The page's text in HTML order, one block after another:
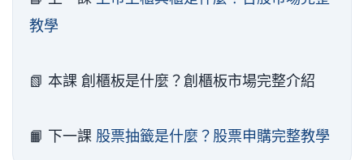
教學
📗 本課 創櫃板是什麼？創櫃板市場完整介紹
📙 下一課 股票抽籤是什麼？股票申購完整教學